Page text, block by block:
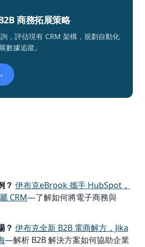
商務拓展策略
，評估現有 CRM 架構，規劃自動化
數據追蹤。
？ 伊布克eBrook 攜手 HubSpot，
CRM—了解如何將電子商務與
？ 伊布克全新 B2B 電商解方，Jika
—解析 B2B 解決方案如何協助企業